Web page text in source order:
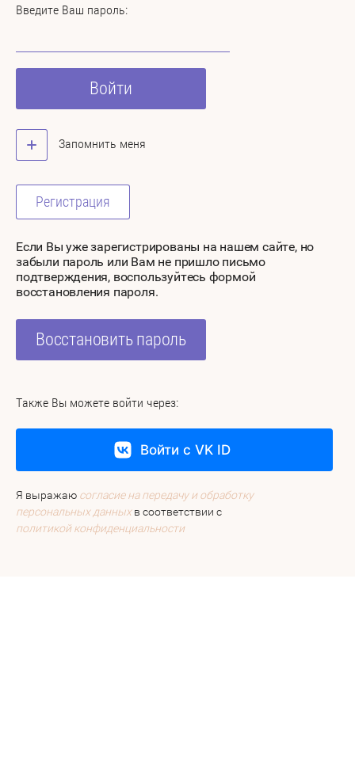
Введите Ваш пароль:
Войти
Запомнить меня
Регистрация
Если Вы уже зарегистрированы на нашем сайте, но
забыли пароль или Вам не пришло письмо
подтверждения, воспользуйтесь формой
восстановления пароля.
Восстановить пароль
Также Вы можете войти через:
Войти с VK ID
Я выражаю согласие на передачу и обработку
персональных данныхв соответствии с
политикой конфиденциальности